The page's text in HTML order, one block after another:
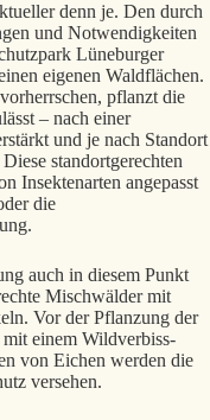
denn je. Den durch
und Notwendigkeiten
Lüneburger
eigenen Waldflächen.
pflanzt die
– nach einer
und je nach Standort
standortgerechten
Insektenarten angepasst
die
auch in diesem Punkt
Mischwälder mit
Vor der Pflanzung der
einem Wildverbiss-
von Eichen werden die
versehen.